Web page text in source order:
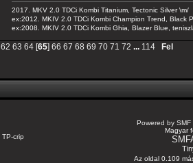
2017. MKV 2.0 TDCi Kombi Titanium, Tectonic Silver \m/
ex:2012. MKIV 2.0 TDCi Kombi Champion Trend, Black
ex:2008. MKIV 2.0 TDCi Kombi Ghia, Blazer Blue,
62 63 64 [65] 66 67 68 69 70 71 72 ... 114 Fel
TP-crip
Powered by SMF
Magyar
Az oldal 0.109